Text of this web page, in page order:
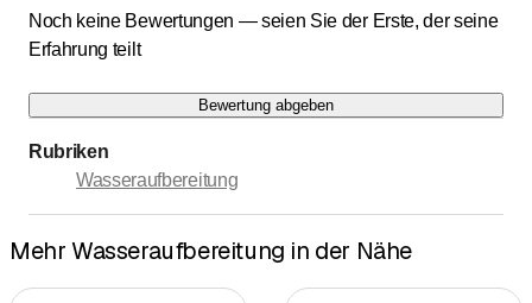
Noch keine Bewertungen — seien Sie der Erste, der seine
Erfahrung teilt
Bewertung abgeben
Rubriken
Wasseraufbereitung
Mehr Wasseraufbereitung in der Nähe